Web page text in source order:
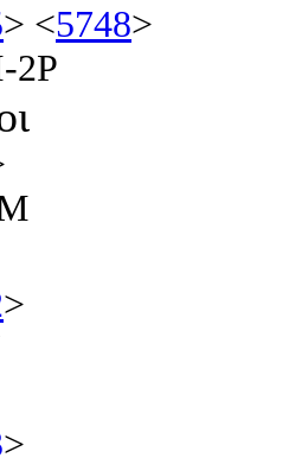
> <5748>
2P
>
>